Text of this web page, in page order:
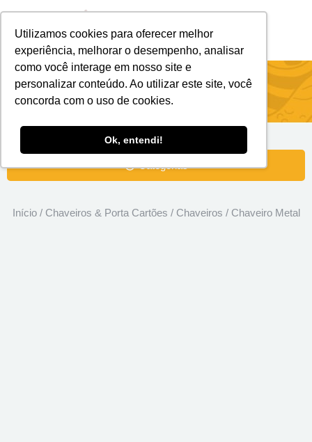
Utilizamos cookies para oferecer melhor
experiência, melhorar o desempenho, analisar
como você interage em nosso site e
personalizar conteúdo. Ao utilizar este site, você
concorda com o uso de cookies.
Ok, entendi!
Chaveiro Metal
Categorias
Início/ Chaveiros & Porta Cartões / Chaveiros / Chaveiro Metal